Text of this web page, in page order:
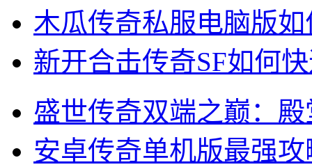
木瓜传奇私服电脑版
新开合击传奇SF如何
盛世传奇双端之巅：
安卓传奇单机版最强